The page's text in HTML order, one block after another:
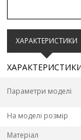
ХАРАКТЕРИСТИКИ
Параметри моделі
На моделі розмір
Матеріал